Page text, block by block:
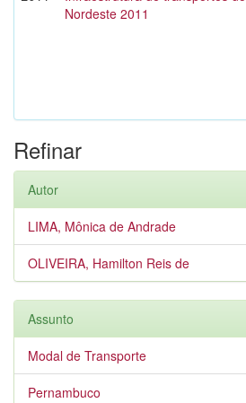
Nordeste 2011
Refinar
Autor
LIMA, Mônica de Andrade
OLIVEIRA, Hamilton Reis de
Assunto
Modal de Transporte
Pernambuco